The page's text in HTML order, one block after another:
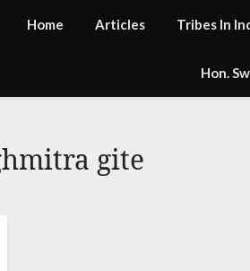
Home Articles Tribes In
Hon.
gite